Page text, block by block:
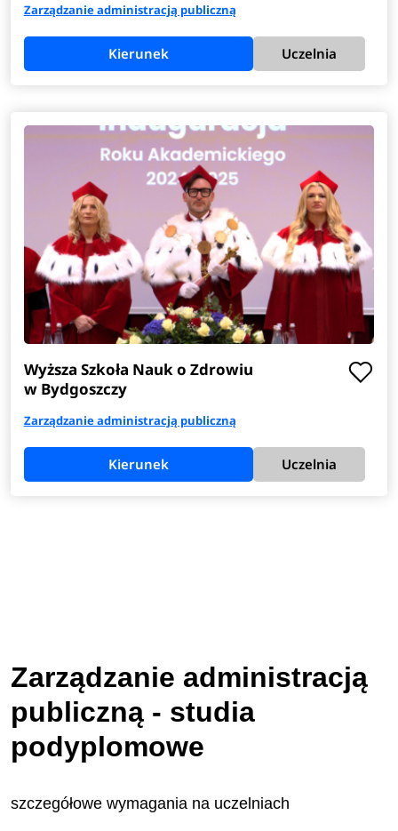
Zarządzanie administracją publiczną
Kierunek Uczelnia
Wyższa Szkoła Nauk o Zdrowiu
w Bydgoszczy
Zarządzanie administracją publiczną
Kierunek Uczelnia
Zarządzanie administracją
publiczną - studia
podyplomowe
szczegółowe wymagania na uczelniach